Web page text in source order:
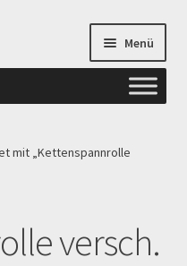
Menü
mit „Kettenspannrolle
versch.